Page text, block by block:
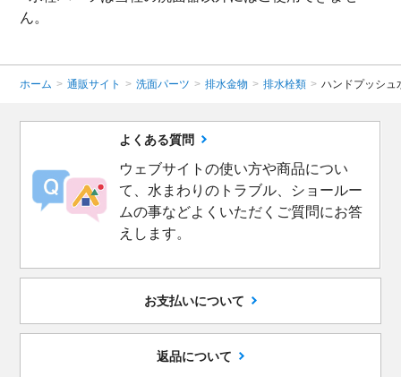
ん。
ホーム > 通販サイト > 洗面パーツ > 排水金物 > 排水栓類 > ハンドプッシュ
よくある質問
ウェブサイトの使い方や商品につい
て、水まわりのトラブル、ショールー
ムの事などよくいただくご質問にお答
えします。
お支払いについて
返品について